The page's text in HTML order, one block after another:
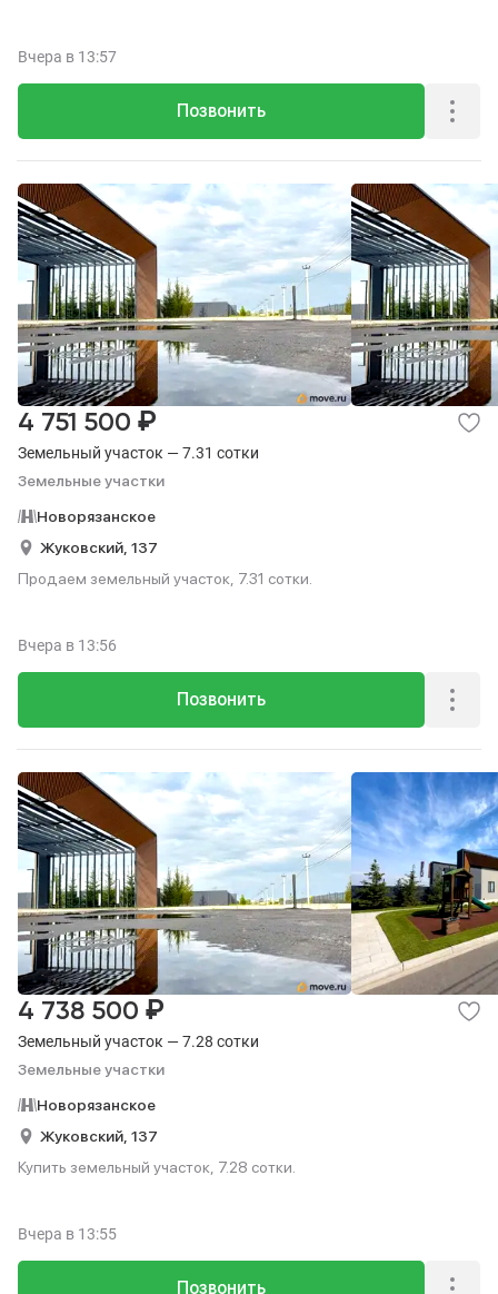
Позвонить
Вчера в 13:57
Земельный участок — 7.31 сотки
Земельные участки
4 751 500 ₽
Новорязанское
Жуковский, 137
Продаем земельный участок, 7.31 сотки.
Позвонить
Вчера в 13:56
Земельный участок — 7.28 сотки
Земельные участки
4 738 500 ₽
Новорязанское
Жуковский, 137
Купить земельный участок, 7.28 сотки.
Позвонить
Вчера в 13:55